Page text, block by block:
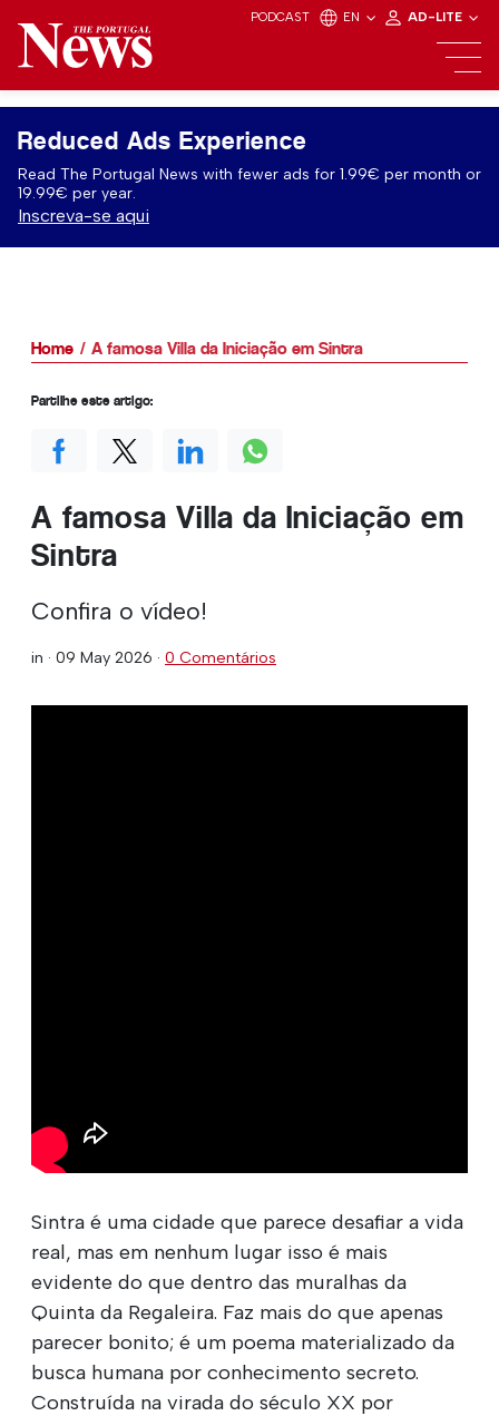
PODCAST EN AD-LITE
Reduced Ads Experience
Read The Portugal News with fewer ads for 1.99€ per month or
19.99€ per year.
Inscreva-se aqui
Home A famosa Villa da Iniciação em Sintra
A famosa Villa da Iniciação em
Sintra
Confira o vídeo!
in · 09 May 2026 · 0 Comentários
Sintra é uma cidade que parece desafiar a vida
real, mas em nenhum lugar isso é mais
evidente do que dentro das muralhas da
Quinta da Regaleira. Faz mais do que apenas
parecer bonito; é um poema materializado da
busca humana por conhecimento secreto.
Construída na virada do século XX por
Partilhe este artigo: